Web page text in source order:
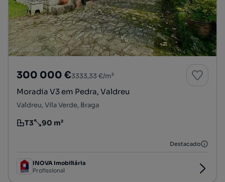
300 000 €3333,33 €/m²
Moradia V3 em Pedra, Valdreu
Valdreu, Vila Verde, Braga
Tipologia
T3
Preço por metro quadrado
90 m²
Destacado
INOVA Imobiliária
Profissional